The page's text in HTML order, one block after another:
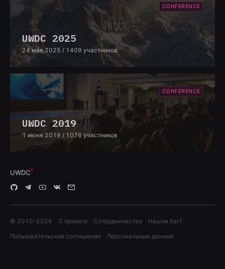
CONFERENCE
UWDC 2025
24 мая 2025 / 1409 участников
CONFERENCE
UWDC 2019
1 июня 2019 / 1076 участников
UWDC
© 2010–2026 О проекте Сотрудничество Нашли баг?
Пользовательское соглашение Персональные данные